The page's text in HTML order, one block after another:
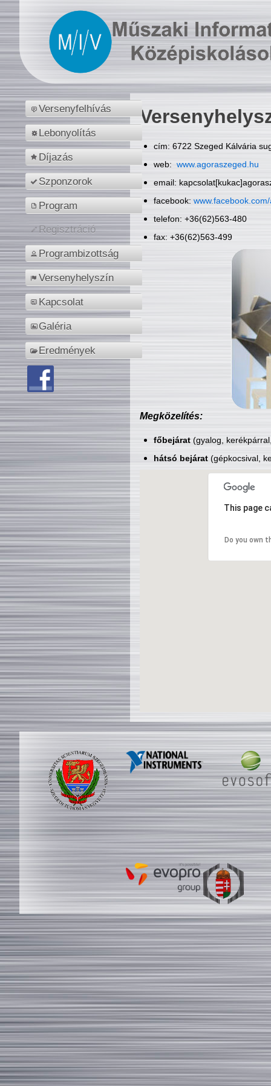
Versenyfelhívás
Lebonyolítás
Díjazás
Szponzorok
Program
Regisztráció
Programbizottság
Versenyhelyszín
Kapcsolat
Galéria
Eredmények
cím: 6722 Szeged Kálvária
web: www.agoraszeged.hu
email:
facebook:
telefon: +36(62)563-480
fax: +36(62)563-499
Megközelítés:
főbejárat(gyalog,
hátsó bejárat(gépkocsival,
This page
Do you own